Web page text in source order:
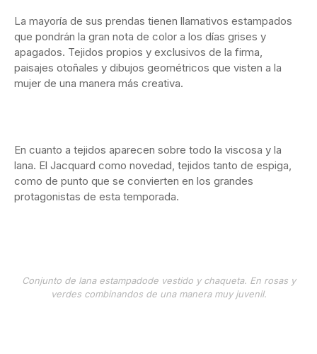
La mayoría de sus prendas tienen llamativos estampados
que pondrán la gran nota de color a los días grises y
apagados. Tejidos propios y exclusivos de la firma,
paisajes otoñales y dibujos geométricos que visten a la
mujer de una manera más creativa.
En cuanto a tejidos aparecen sobre todo la viscosa y la
lana. El Jacquard como novedad, tejidos tanto de espiga,
como de punto que se convierten en los grandes
protagonistas de esta temporada.
Conjunto de lana estampadode vestido y chaqueta. En rosas y
verdes combinandos de una manera muy juvenil.